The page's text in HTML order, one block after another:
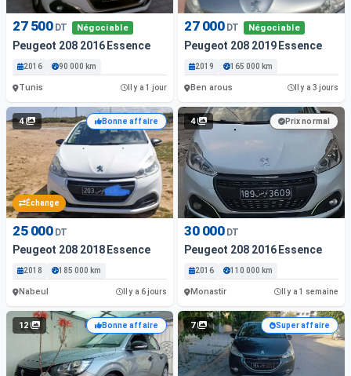
27 500 DT Négociable
Peugeot 208 2016 Essence
2016 90 000 km
Tunis Il y a 1 jour
27 000 DT Négociable
Peugeot 208 2019 Essence
2019 165 000 km
Ben arous Il y a 3 jours
4
Échange
Bonne affaire
25 000 DT
Peugeot 208 2018 Essence
2018 185 000 km
Nabeul Il y a 6 jours
4 Prix normal
30 000 DT
Peugeot 208 2016 Essence
2016 110 000 km
Monastir Il y a 1 semaine
12 Bonne affaire 7 Super affaire